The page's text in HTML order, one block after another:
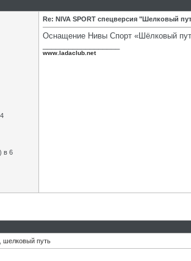
в 6
Re: NIVA SPORT спецверсия "Шелковый
Оснащение Нивы Спорт «Шёлковый
www.ladaclub.net
шелковый путь